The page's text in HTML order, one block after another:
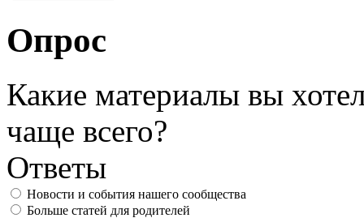
Опрос
Какие материалы вы
чаще всего?
Ответы
Новости и события нашего сообщества
Больше статей для родителей